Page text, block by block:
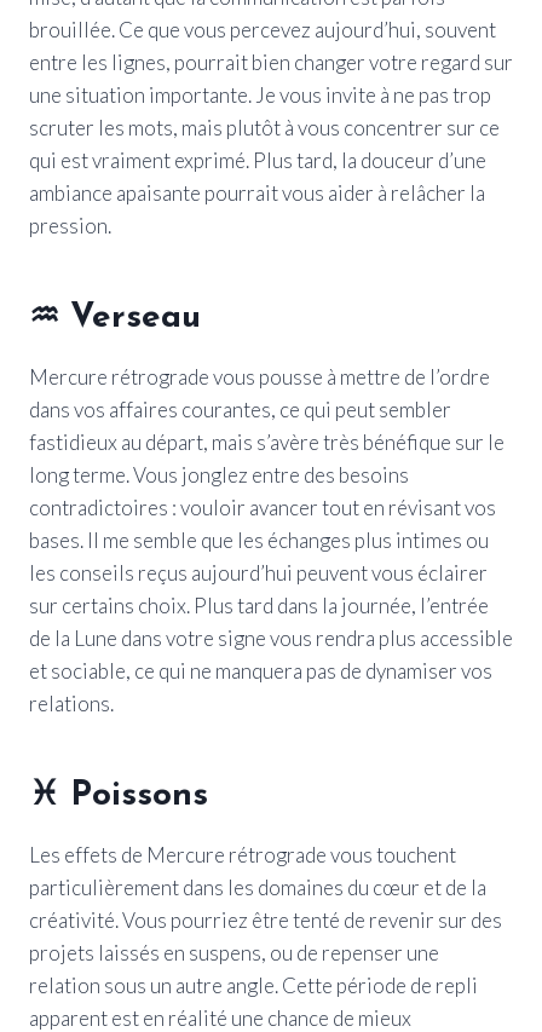
brouillée. Ce que vous percevez aujourd’hui, souvent
entre les lignes, pourrait bien changer votre regard sur
une situation importante. Je vous invite à ne pas trop
scruter les mots, mais plutôt à vous concentrer sur ce
qui est vraiment exprimé. Plus tard, la douceur d’une
ambiance apaisante pourrait vous aider à relâcher la
pression.
♒ Verseau
Mercure rétrograde vous pousse à mettre de l’ordre
dans vos affaires courantes, ce qui peut sembler
fastidieux au départ, mais s’avère très bénéfique sur le
long terme. Vous jonglez entre des besoins
contradictoires : vouloir avancer tout en révisant vos
bases. Il me semble que les échanges plus intimes ou
les conseils reçus aujourd’hui peuvent vous éclairer
sur certains choix. Plus tard dans la journée, l’entrée
de la Lune dans votre signe vous rendra plus accessible
et sociable, ce qui ne manquera pas de dynamiser vos
relations.
♓ Poissons
Les effets de Mercure rétrograde vous touchent
particulièrement dans les domaines du cœur et de la
créativité. Vous pourriez être tenté de revenir sur des
projets laissés en suspens, ou de repenser une
relation sous un autre angle. Cette période de repli
apparent est en réalité une chance de mieux